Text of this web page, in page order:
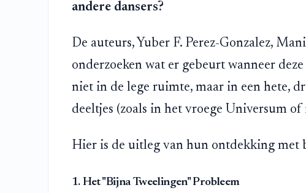
andere dansers?
De auteurs, Yuber F. Perez-Gonzalez,
onderzoeken wat er gebeurt wanneer
niet in de lege ruimte, maar in een hete,
deeltjes (zoals in het vroege Universum of
Hier is de uitleg van hun ontdekking met
1. Het "Bijna Tweelingen" Probleem